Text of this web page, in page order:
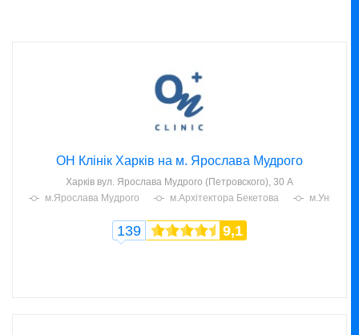
ОН Клінік Харків на м. Ярослава Мудрого
Харків вул. Ярослава Мудрого (Петровского), 30 А
м.Ярослава Мудрого
м.Архітектора Бекетова
139 9,1